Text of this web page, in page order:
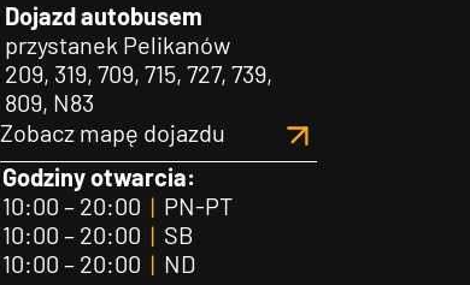
Dojazd autobusem
przystanek Pelikanów
209, 319, 709, 715, 727, 739,
809, N83
Zobacz mapę dojazdu
Godziny otwarcia:
10:00 – 20:00 |PN-PT
10:00 – 20:00 |SB
10:00 – 20:00 |ND